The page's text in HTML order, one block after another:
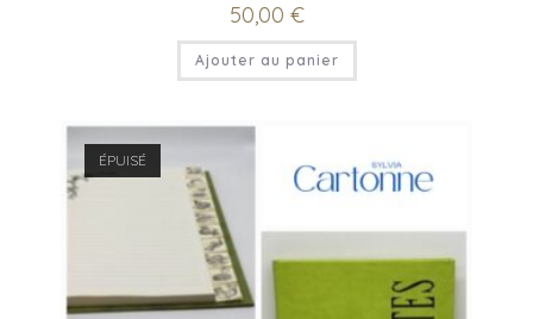
50,00 €
Ajouter au panier
ÉPUISÉ